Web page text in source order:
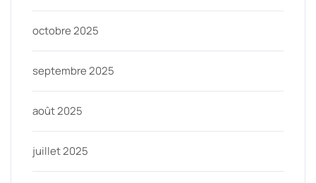
octobre 2025
septembre 2025
août 2025
juillet 2025